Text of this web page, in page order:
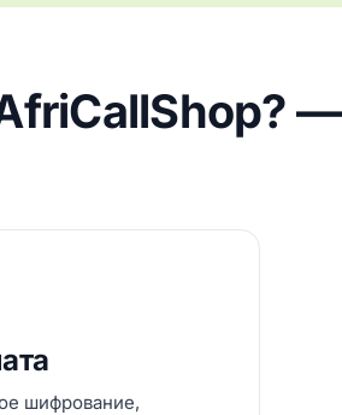
—
шифрование,